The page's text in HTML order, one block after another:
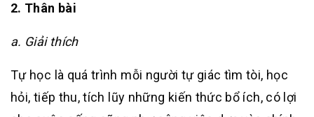
2. Thân bài
a. Giải thích
Tự học là quá trình mỗi người tự giác tìm tòi, học
hỏi, tiếp thu, tích lũy những kiến thức bổ ích, có lợi